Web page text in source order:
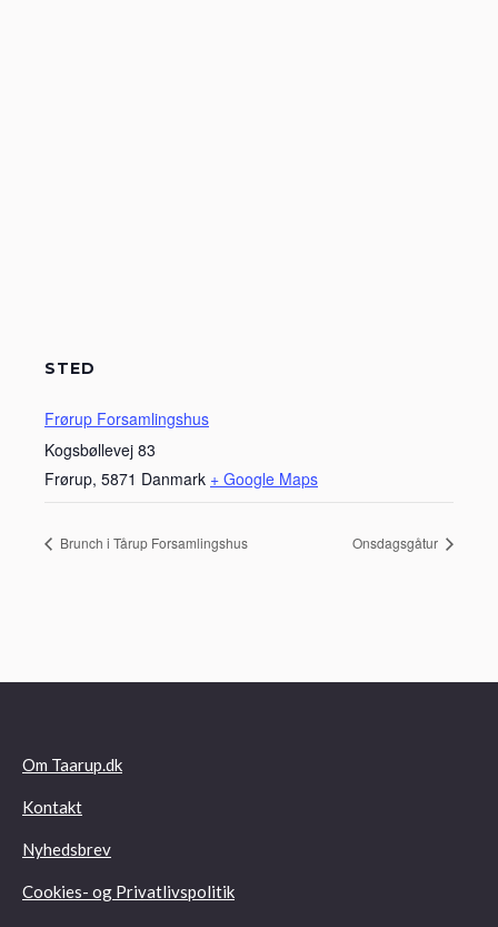
STED
Frørup Forsamlingshus
Kogsbøllevej 83
Frørup, 5871 Danmark + Google Maps
Brunch i Tårup Forsamlingshus Onsdagsgåtur
Om Taarup.dk
Kontakt
Nyhedsbrev
Cookies- og Privatlivspolitik